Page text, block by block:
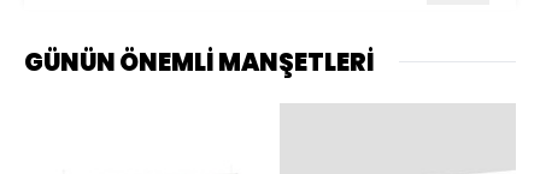
GÜNÜN ÖNEMLİ MANŞETLERİ